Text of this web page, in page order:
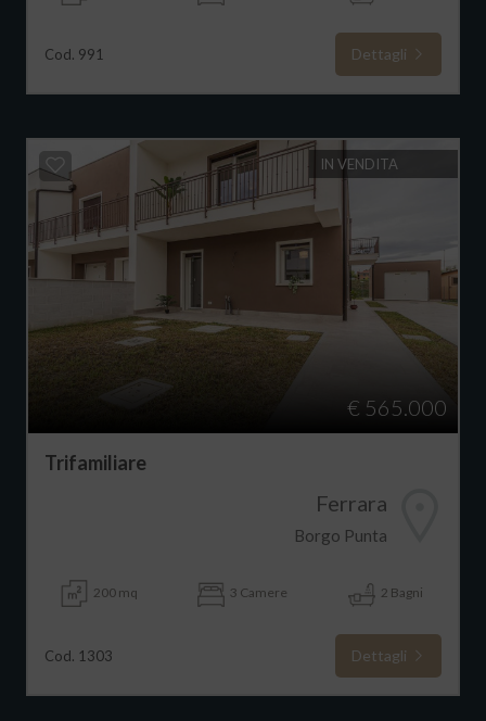
Cod. 991 Dettagli
IN VENDITA
€ 565.000
Trifamiliare
Ferrara
Borgo Punta
200 mq 3 Camere 2 Bagni
Cod. 1303 Dettagli